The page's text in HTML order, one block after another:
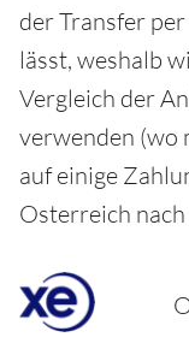
der Transfer
lässt, weshalb
Vergleich der
verwenden (wo
auf einige
Osterreich